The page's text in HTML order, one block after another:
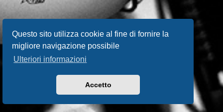
Questo sito utilizza cookie al fine di fornire la
migliore navigazione possibile
Ulteriori informazioni
Accetto